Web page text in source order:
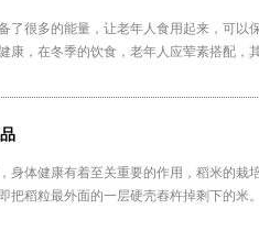
了很多的能量，让老年人食用起来，可以
康，在冬季的饮食，老年人应荤素搭配，
身体健康有着至关重要的作用，稻米的栽
把稻粒最外面的一层硬壳舂杵掉剩下的米